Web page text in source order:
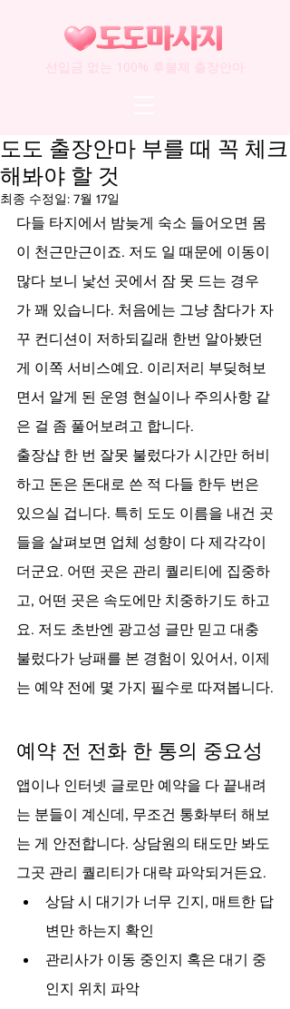
선입금 없는 100% 후불제 출장안마
도도 출장안마 부를 때 꼭 체크
해봐야 할 것
최종 수정일: 7월 17일
다들 타지에서 밤늦게 숙소 들어오면 몸
이 천근만근이죠. 저도 일 때문에 이동이
많다 보니 낯선 곳에서 잠 못 드는 경우
가 꽤 있습니다. 처음에는 그냥 참다가 자
꾸 컨디션이 저하되길래 한번 알아봤던
게 이쪽 서비스예요. 이리저리 부딪혀보
면서 알게 된 운영 현실이나 주의사항 같
은 걸 좀 풀어보려고 합니다.
출장샵 한 번 잘못 불렀다가 시간만 허비
하고 돈은 돈대로 쓴 적 다들 한두 번은
있으실 겁니다. 특히 도도 이름을 내건 곳
들을 살펴보면 업체 성향이 다 제각각이
더군요. 어떤 곳은 관리 퀄리티에 집중하
고, 어떤 곳은 속도에만 치중하기도 하고
요. 저도 초반엔 광고성 글만 믿고 대충
불렀다가 낭패를 본 경험이 있어서, 이제
는 예약 전에 몇 가지 필수로 따져봅니다.
예약 전 전화 한 통의 중요성
앱이나 인터넷 글로만 예약을 다 끝내려
는 분들이 계신데, 무조건 통화부터 해보
는 게 안전합니다. 상담원의 태도만 봐도
그곳 관리 퀄리티가 대략 파악되거든요.
상담 시 대기가 너무 긴지, 매트한 답
변만 하는지 확인
관리사가 이동 중인지 혹은 대기 중
인지 위치 파악